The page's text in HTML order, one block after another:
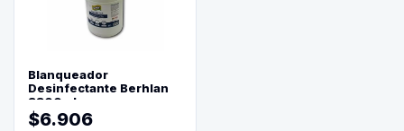
Blanqueador
Desinfectante Berhlan
3800ml
$6.906